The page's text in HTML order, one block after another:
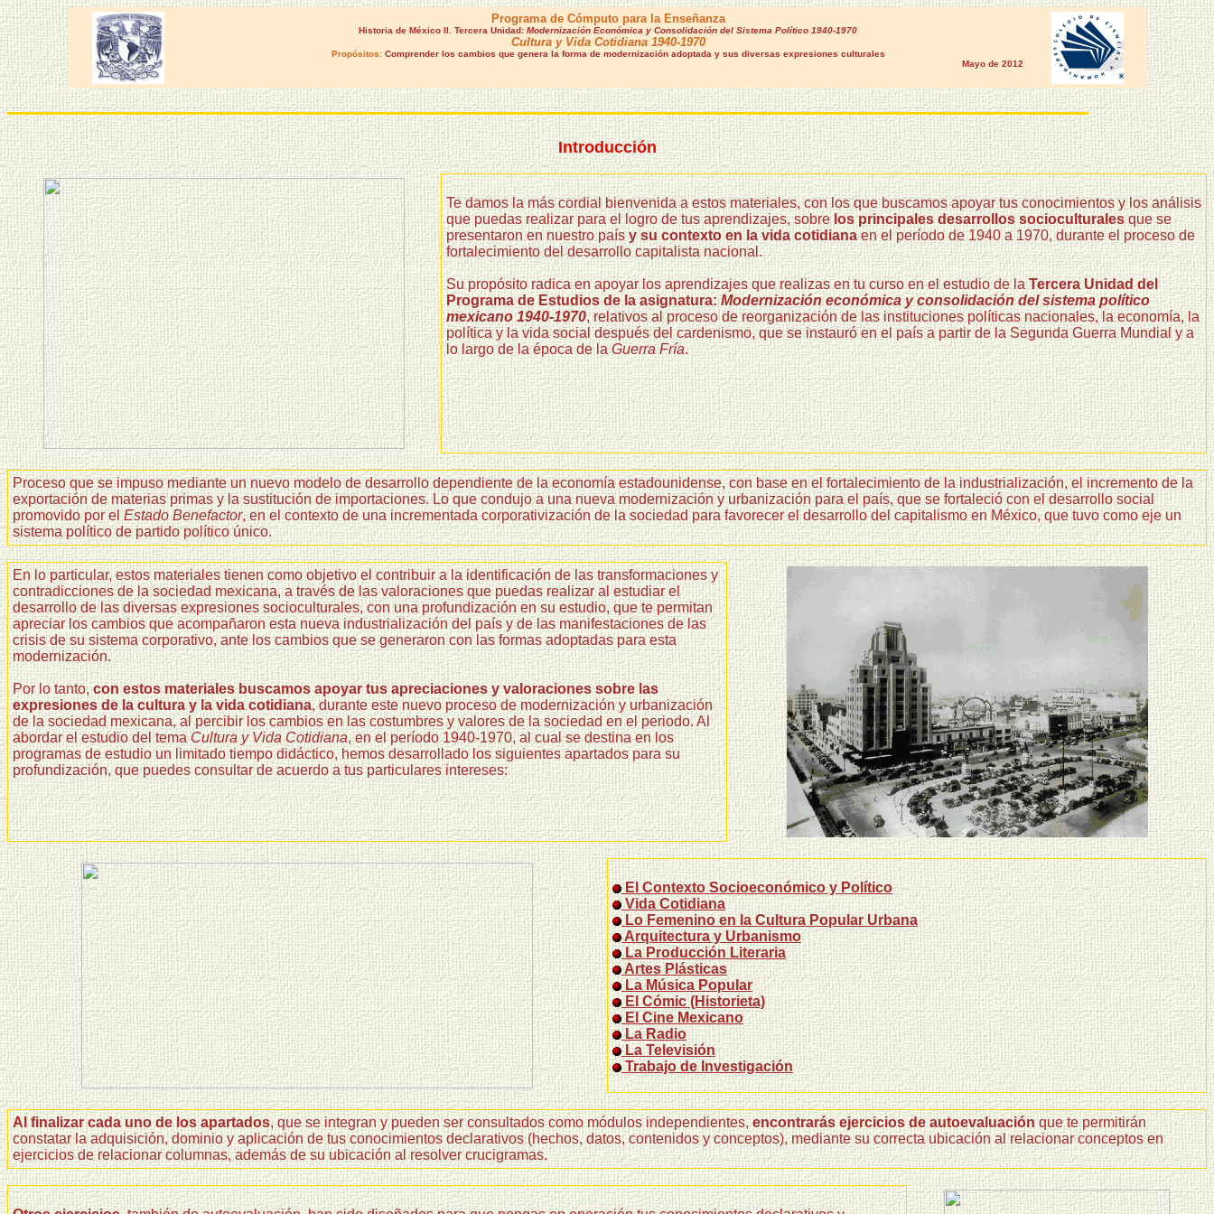
Programa de Cómputo para la Enseñanza
Historia de México II. Tercera Unidad: Modernización Económica y Consolidación del Sistema Político 1940-1970
Cultura y Vida Cotidiana 1940-1970
Propósitos: Comprender los cambios que genera la forma de modernización adoptada y sus diversas expresiones culturales
Mayo de 2012
Introducción
Te damos la más cordial bienvenida a estos materiales, con los que buscamos apoyar tus conocimientos y los análisis
que puedas realizar para el logro de tus aprendizajes, sobrelos principales desarrollos socioculturalesque se
presentaron en nuestro paísy su contexto en la vida cotidianaen el período de 1940 a 1970, durante el proceso de
fortalecimiento del desarrollo capitalista nacional.
Su propósito radica en apoyar los aprendizajes que realizas en tu curso en el estudio de laTercera Unidad del
Programa de Estudios de la asignatura:Modernización económica y consolidación del sistema político
mexicano 1940-1970, relativos al proceso de reorganización de las instituciones políticas nacionales, la economía, la
política y la vida social después del cardenismo, que se instauró en el país a partir de la Segunda Guerra Mundial y a
lo largo de la época de laGuerra Fría.
Proceso que se impuso mediante un nuevo modelo de desarrollo dependiente de la economía estadounidense, con base en el fortalecimiento de la industrialización, el incremento de la
exportación de materias primas y la sustitución de importaciones. Lo que condujo a una nueva modernización y urbanización para el país, que se fortaleció con el desarrollo social
promovido por elEstado Benefactor, en el contexto de una incrementada corporativización de la sociedad para favorecer el desarrollo del capitalismo en México, que tuvo como eje un
sistema político de partido político único.
En lo particular, estos materiales tienen como objetivo el contribuir a la identificación de las transformaciones y
contradicciones de la sociedad mexicana, a través de las valoraciones que puedas realizar al estudiar el
desarrollo de las diversas expresiones socioculturales, con una profundización en su estudio, que te permitan
apreciar los cambios que acompañaron esta nueva industrialización del país y de las manifestaciones de las
crisis de su sistema corporativo, ante los cambios que se generaron con las formas adoptadas para esta
modernización.
Por lo tanto,con estos materiales buscamos apoyar tus apreciaciones y valoraciones sobre las
expresiones de la cultura y la vida cotidiana, durante este nuevo proceso de modernización y urbanización
de la sociedad mexicana, al percibir los cambios en las costumbres y valores de la sociedad en el periodo. Al
abordar el estudio del temaCultura y Vida Cotidiana, en el período 1940-1970, al cual se destina en los
programas de estudio un limitado tiempo didáctico, hemos desarrollado los siguientes apartados para su
profundización, que puedes consultar de acuerdo a tus particulares intereses:
El Contexto Socioeconómico y Político
Vida Cotidiana
Lo Femenino en la Cultura Popular Urbana
Arquitectura y Urbanismo
La Producción Literaria
Artes Plásticas
La Música Popular
El Cómic (Historieta)
El Cine Mexicano
La Radio
La Televisión
Trabajo de Investigación
Al finalizar cada uno de los apartados, que se integran y pueden ser consultados como módulos independientes,encontrarás ejercicios de autoevaluaciónque te permitirán
constatar la adquisición, dominio y aplicación de tus conocimientos declarativos (hechos, datos, contenidos y conceptos), mediante su correcta ubicación al relacionar conceptos en
ejercicios de relacionar columnas, además de su ubicación al resolver crucigramas.